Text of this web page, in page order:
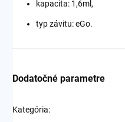
kapacita: 1,6ml,
typ závitu: eGo.
Dodatočné parametre
Kategória: